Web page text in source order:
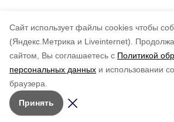
Cайт использует файлы cookies чтобы
(Яндекс.Метрика и Liveinternet).
сайтом, Вы соглашаетесь с Политикой
персональных данных и использовании
браузера.
Принять